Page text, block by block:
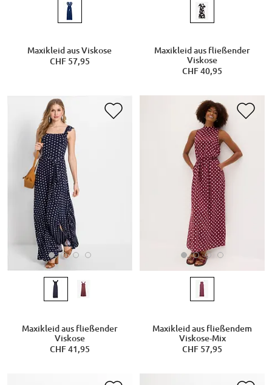
Maxikleid aus Viskose
CHF 57,95
Maxikleid aus fließender
Viskose
CHF 40,95
Maxikleid aus fließender
Viskose
CHF 41,95
Maxikleid aus fließendem
Viskose-Mix
CHF 57,95